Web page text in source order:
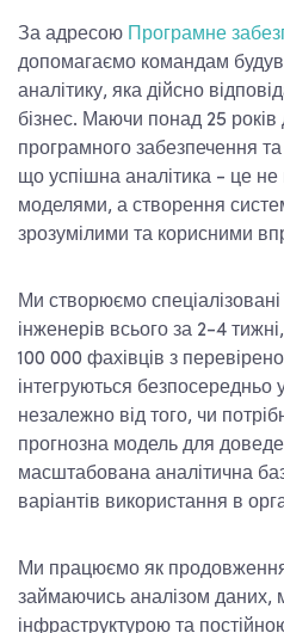
За адресою Програмне
допомагаємо командам
аналітику, яка дійсно
бізнес. Маючи понад 25 років
програмного забезпечення
що успішна аналітика - це не
моделями, а створення
зрозумілими та корисними
Ми створюємо
інженерів всього за 2-4
100 000 фахівців з
інтегруються безпосередньо
незалежно від того, чи
прогнозна модель для
масштабована аналітична
варіантів використання в
Ми працюємо як
займаючись аналізом
інфраструктурою та